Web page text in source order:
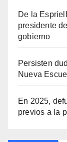
De la
presidente
gobierno
Persisten
Nueva
En 2025,
previos a la